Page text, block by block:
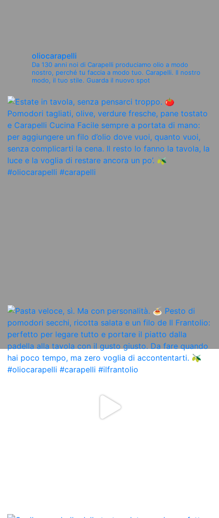
oliocarapelli
Da 130 anni noi di Carapelli produciamo olio a modo
nostro, perché tu faccia a modo tuo. Carapelli. Il nostro
modo, il tuo stile. Guarda il nuovo spot